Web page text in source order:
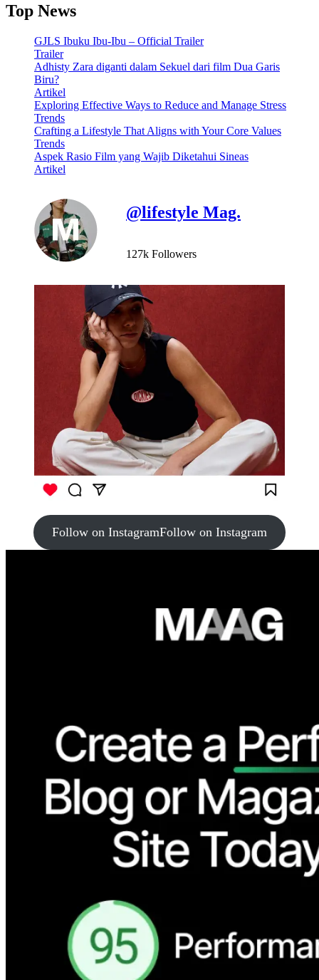
Top News
GJLS Ibuku Ibu-Ibu – Official Trailer
Trailer
Adhisty Zara diganti dalam Sekuel dari film Dua Garis
Biru?
Artikel
Exploring Effective Ways to Reduce and Manage Stress
Trends
Crafting a Lifestyle That Aligns with Your Core Values
Trends
Aspek Rasio Film yang Wajib Diketahui Sineas
Artikel
@lifestyle Mag.
127k Followers
Follow on InstagramFollow on Instagram